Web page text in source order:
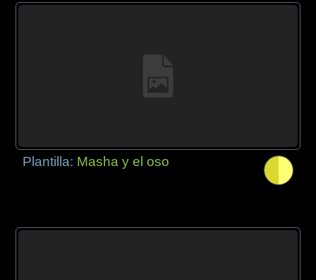
Plantilla: Masha y el oso